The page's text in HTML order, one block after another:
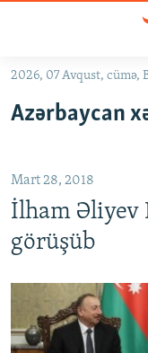
Əsas
qayıt
qayıt
Axtarışa
QANUNI DOĞRU
ARAŞDIRMA
MULTIMEDIA
2026, 07 Avqust, cümə,
Azərbaycan
Mart 28, 2018
İlham Əliyev
görüşüb